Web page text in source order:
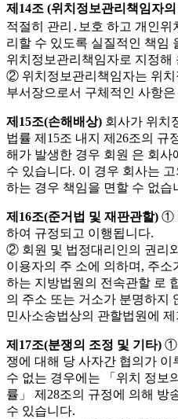
제14조 (위치정보관리책임자
적절히 관리․보호 하고 개인
리할 수 있도록 실질적인 책임
위치정보관리책임자로 지정해
② 위치정보관리책임자는 위치
부서장으로서 구체적인 사항
제15조(손해배상) 회사가 위치
법률 제15조 내지 제26조의 규
해가 발생한 경우 회원 은 회
수 있습니다. 이 경우 회사는
하는 경우 책임을 면할 수 없습
제16조(준거법 및 재판관할) ①
하여 규정되고 이행됩니다.
② 회원 및 법정대리인의 권리
이용자의 주 소에 의하며, 주
하는 지방법원의 전속관할 로
의 주소 또는 거소가 분명하지
민사소송법상의 관할법원에
제17조(분쟁의 조정 및 기타) ①
쟁에 대해 당 사자간 협의가
수 없는 경우에는 「위치 정보
률」 제28조의 규정에 의해 방
수 있습니다.